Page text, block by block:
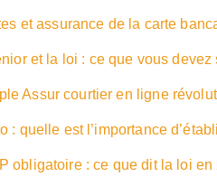
et assurance de la carte
et la loi : ce que vous devez
Assur courtier en ligne
: quelle est l’importance
obligatoire : ce que dit la loi en